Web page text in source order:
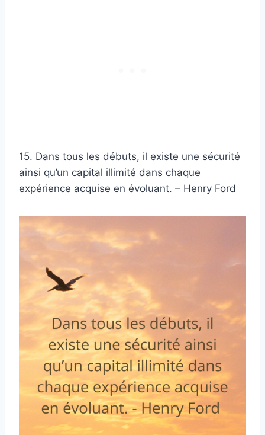
15. Dans tous les débuts, il existe une sécurité
ainsi qu’un capital illimité dans chaque
expérience acquise en évoluant. – Henry Ford